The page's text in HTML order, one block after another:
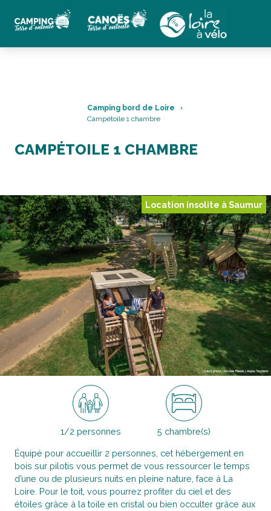
Camping bord de Loire
Campétoile 1 chambre
CAMPÉTOILE 1 CHAMBRE
Location insolite à Saumur
1/2 personnes 5 chambre(s)
Équipé pour accueillir 2 personnes, cet hébergement en
bois sur pilotis vous permet de vous ressourcer le temps
d’une ou de plusieurs nuits en pleine nature, face à La
Loire. Pour le toit, vous pourrez profiter du ciel et des
étoiles grâce à la toile en cristal ou bien occulter grâce aux